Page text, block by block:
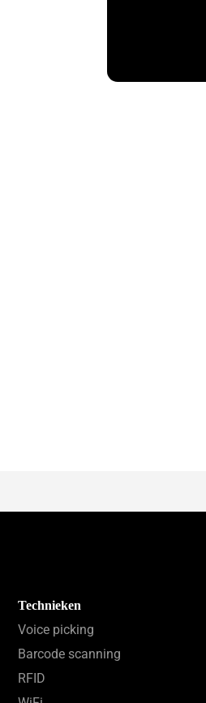
Technieken
Voice picking
Barcode scanning
RFID